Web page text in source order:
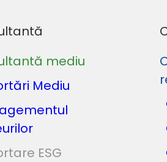
mediu
Mediu
ESG